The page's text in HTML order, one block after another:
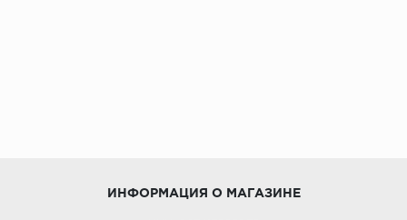
ИНФОРМАЦИЯ О МАГАЗИНЕ